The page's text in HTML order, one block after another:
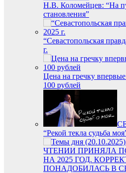
Н.В. Коломейцев: “На
становления”
“Севастопольская
г.
Цена на гречку впервые
100 рублей
“Рекой текла судьба